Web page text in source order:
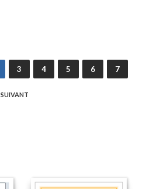
3 4 5 6 7
SUIVANT